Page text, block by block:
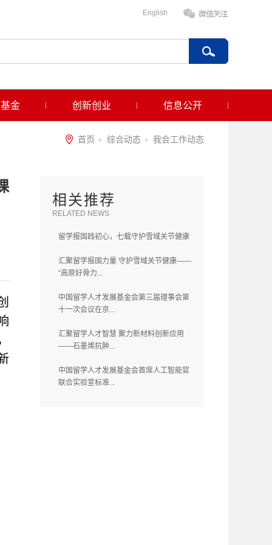
English
金 创新创业 信息公开
首页 综合动态 我会工作动态
相关推荐
RELATED NEWS
留学报国践初心，七载守护雪域关节健康
汇聚留学报国力量 守护雪域关节健康——
“高原好骨力...
中国留学人才发展基金会第三届理事会第
十一次会议在京...
汇聚留学人才智慧 聚力新材料创新应用
——石墨烯抗肿...
中国留学人才发展基金会首席人工智能官
联合实验室标准...